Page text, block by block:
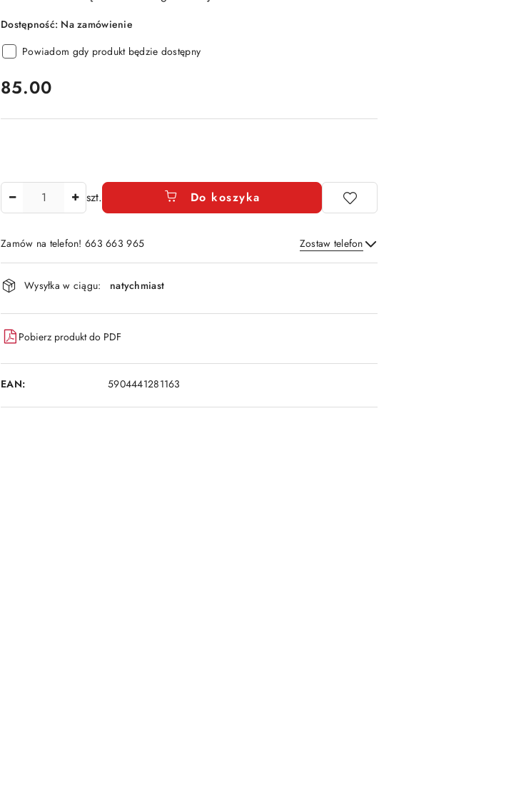
Dostępność: Na zamówienie
Powiadom gdy produkt będzie dostępny
cena:
85.00
szt. Do koszyka
Zamów na telefon! 663 663 965 Zostaw telefon
Wyślij
Dostępność
i
dostawa
Wysyłka w ciągu: natychmiast
Pobierz produkt do PDF
EAN: 5904441281163